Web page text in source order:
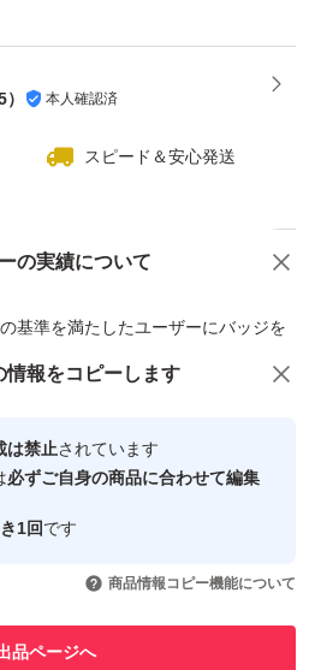
） 本人確認済
スピード＆安心発送
の実績について
基準を満たしたユーザーにバッジを
心・安全なユーザーです
引を完了させた実績があります
での取引実績があります
商品への質問
情報をコピーします
は禁止されています
必ずご自身の商品に合わせて編集
1回です
商品情報コピー機能について
品ページへ
オススメ